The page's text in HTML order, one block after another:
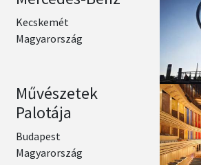
Kecskemét
Magyarország
Művészetek
Palotája
Budapest
Magyarország